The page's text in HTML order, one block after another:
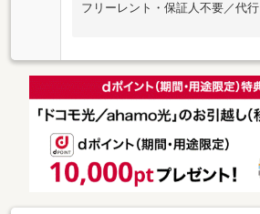
フリーレント・保証人不要／代行